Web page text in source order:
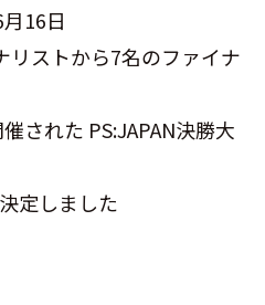
16日
ストから7名のファイナ
された PS:JAPAN決勝大
定しました